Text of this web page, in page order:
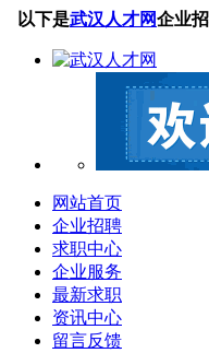
以下是武汉人才网企业
网站首页
企业招聘
求职中心
企业服务
最新求职
资讯中心
留言反馈